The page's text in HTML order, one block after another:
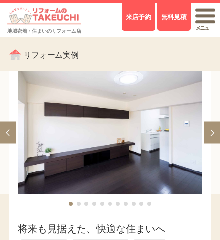
地域密着・住まいのリフォーム店
来店予約 無料見積
リフォーム実例
将来も見据えた、快適な住まいへ